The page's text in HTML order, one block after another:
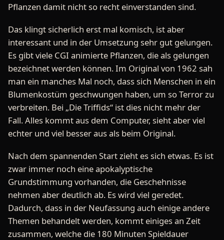
Pflanzen damit nicht so recht einverstanden sind.
Das klingt sicherlich erst mal komisch, ist aber
interessant und in der Umsetzung sehr gut gelungen.
Es gibt viele CGI animierte Pflanzen, die als gelungen
bezeichnet werden können. Im Original von 1962 sah
man ein manches Mal noch, dass sich Menschen in ein
Blumenkostüm geschwungen haben, um so Terror zu
verbreiten. Bei „Die Triffids“ ist dies nicht mehr der
Fall. Alles kommt aus dem Computer, sieht aber viel
echter und viel besser aus als beim Original.
Nach dem spannenden Start zieht es sich etwas. Es ist
zwar immer noch eine apokalyptische
Grundstimmung vorhanden, die Geschehnisse
nehmen aber deutlich ab. Es wird viel geredet.
Dadurch, dass in der Neufassung auch einige andere
Themen behandelt werden, kommt einiges an Zeit
zusammen, welche die 180 Minuten Spieldauer